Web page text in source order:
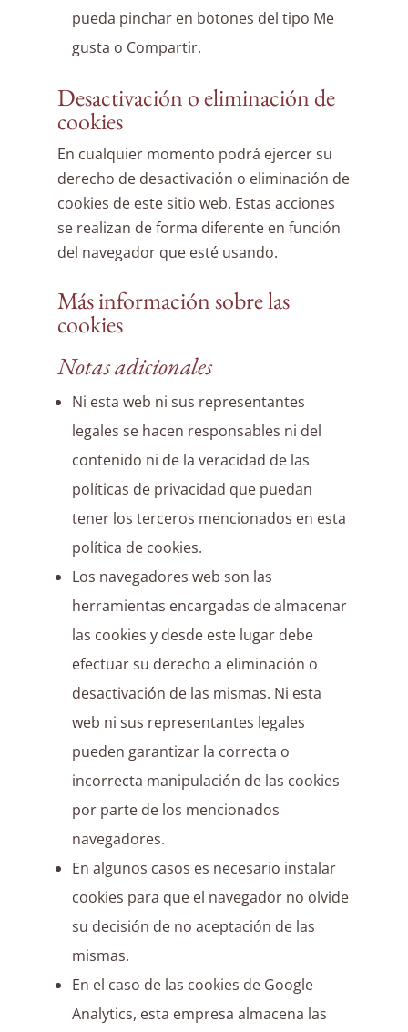
pueda pinchar en botones del tipo Me
gusta o Compartir.
Desactivación o eliminación de
cookies
En cualquier momento podrá ejercer su
derecho de desactivación o eliminación de
cookies de este sitio web. Estas acciones
se realizan de forma diferente en función
del navegador que esté usando.
Más información sobre las
cookies
Notas adicionales
Ni esta web ni sus representantes
legales se hacen responsables ni del
contenido ni de la veracidad de las
políticas de privacidad que puedan
tener los terceros mencionados en esta
política de cookies.
Los navegadores web son las
herramientas encargadas de almacenar
las cookies y desde este lugar debe
efectuar su derecho a eliminación o
desactivación de las mismas. Ni esta
web ni sus representantes legales
pueden garantizar la correcta o
incorrecta manipulación de las cookies
por parte de los mencionados
navegadores.
En algunos casos es necesario instalar
cookies para que el navegador no olvide
su decisión de no aceptación de las
mismas.
En el caso de las cookies de Google
Analytics, esta empresa almacena las